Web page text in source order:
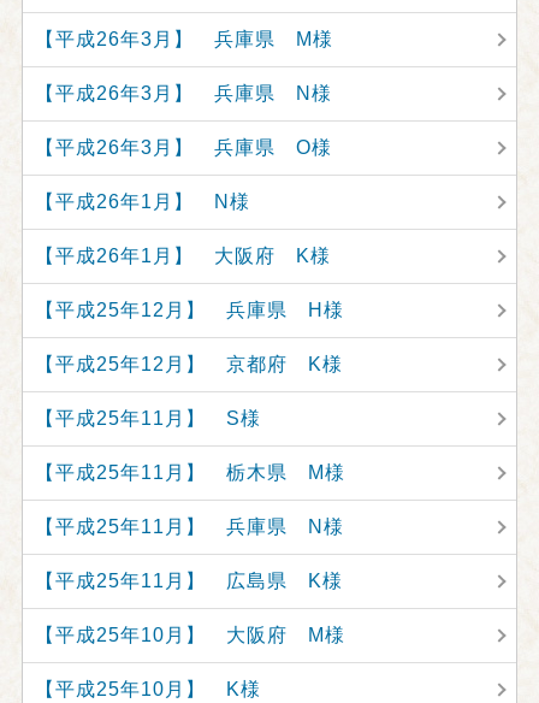
【平成26年3月】 兵庫県 M様
【平成26年3月】 兵庫県 N様
【平成26年3月】 兵庫県 O様
【平成26年1月】 N様
【平成26年1月】 大阪府 K様
【平成25年12月】 兵庫県 H様
【平成25年12月】 京都府 K様
【平成25年11月】 S様
【平成25年11月】 栃木県 M様
【平成25年11月】 兵庫県 N様
【平成25年11月】 広島県 K様
【平成25年10月】 大阪府 M様
【平成25年10月】 K様